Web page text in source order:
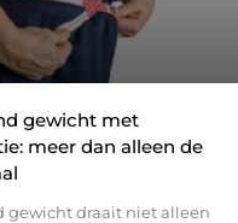
gewicht met
meer dan alleen de
gewicht draait niet alleen